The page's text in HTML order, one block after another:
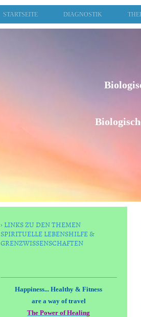
STARTSEITE DIAGNOSTIK
LINKS ZU DEN THEMEN
SPIRITUELLE LEBENSHILFE &
GRENZWISSENSCHAFTEN
Happiness... Healthy & Fitness
are a way of travel
The Power of Healing